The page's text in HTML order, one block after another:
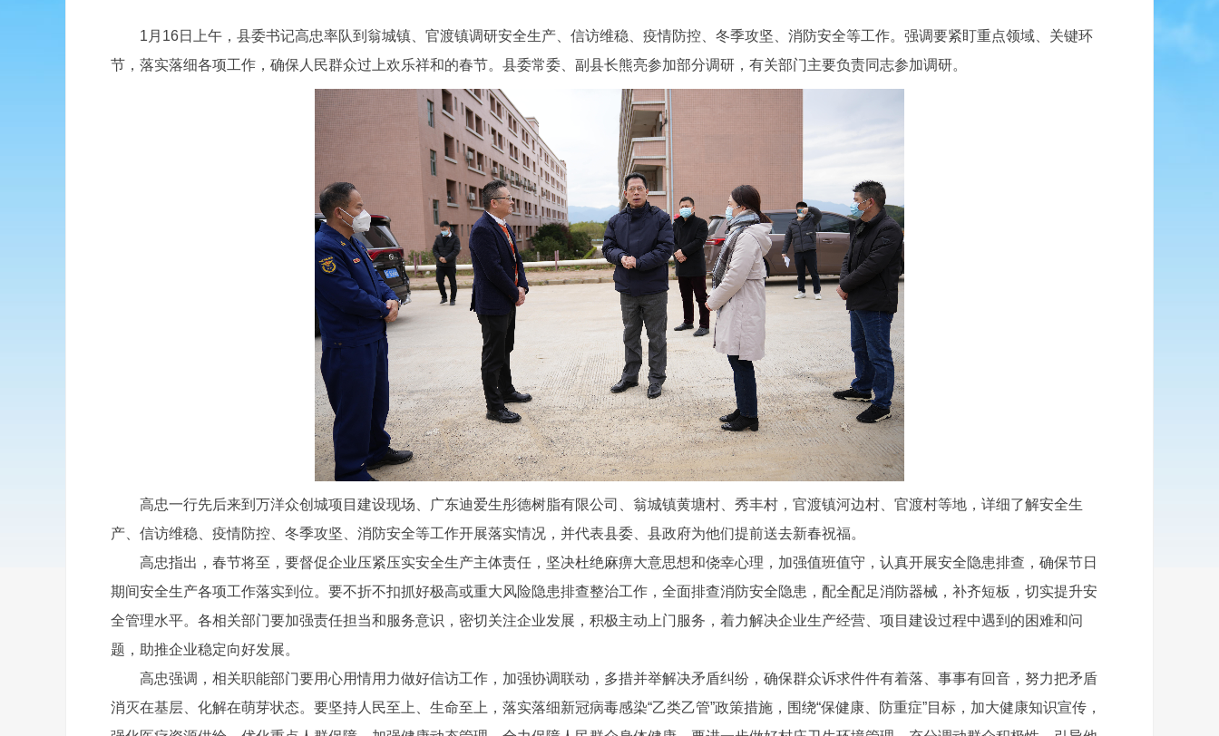
1月16日上午，县委书记高忠率队到翁城镇、官渡镇调研安全生产、信访维稳、疫情防控、冬季攻坚、消防安全等工作。强调要紧盯重点领域、关键环
节，落实落细各项工作，确保人民群众过上欢乐祥和的春节。县委常委、副县长熊亮参加部分调研，有关部门主要负责同志参加调研。
高忠一行先后来到万洋众创城项目建设现场、广东迪爱生彤德树脂有限公司、翁城镇黄塘村、秀丰村，官渡镇河边村、官渡村等地，详细了解安全生
产、信访维稳、疫情防控、冬季攻坚、消防安全等工作开展落实情况，并代表县委、县政府为他们提前送去新春祝福。
高忠指出，春节将至，要督促企业压紧压实安全生产主体责任，坚决杜绝麻痹大意思想和侥幸心理，加强值班值守，认真开展安全隐患排查，确保节日
期间安全生产各项工作落实到位。要不折不扣抓好极高或重大风险隐患排查整治工作，全面排查消防安全隐患，配全配足消防器械，补齐短板，切实提升安
全管理水平。各相关部门要加强责任担当和服务意识，密切关注企业发展，积极主动上门服务，着力解决企业生产经营、项目建设过程中遇到的困难和问
题，助推企业稳定向好发展。
高忠强调，相关职能部门要用心用情用力做好信访工作，加强协调联动，多措并举解决矛盾纠纷，确保群众诉求件件有着落、事事有回音，努力把矛盾
消灭在基层、化解在萌芽状态。要坚持人民至上、生命至上，落实落细新冠病毒感染“乙类乙管”政策措施，围绕“保健康、防重症”目标，加大健康知识宣传，